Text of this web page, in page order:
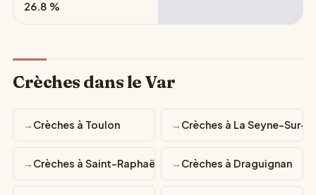
26.8 %
Crèches dans le Var
Crèches à Toulon Crèches à La Seyne-Sur-
Crèches à Saint-Raphaël Crèches à Draguignan